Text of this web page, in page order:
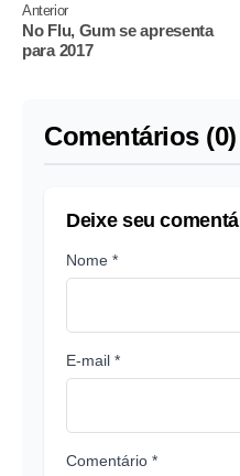
Anterior
No Flu, Gum se apresenta
para 2017
Comentários (0)
Deixe seu
Nome *
E-mail *
Comentário *